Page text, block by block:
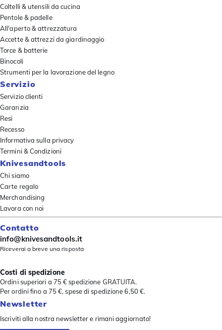
Coltelli & utensili da cucina
Pentole & padelle
All'aperto & attrezzatura
Accette & attrezzi da giardinaggio
Torce & batterie
Binocoli
Strumenti per la lavorazione del legno
Servizio
Servizio clienti
Garanzia
Resi
Recesso
Informativa sulla privacy
Termini & Condizioni
Knivesandtools
Chi siamo
Carte regalo
Merchandising
Lavora con noi
Contatto
info@knivesandtools.it
Riceverai a breve una risposta
Costi di spedizione
Ordini superiori a 75 € spedizione GRATUITA.
Per ordini fino a 75 €, spese di spedizione 6,50 €.
Newsletter
Iscriviti alla nostra newsletter e rimani aggiornato!